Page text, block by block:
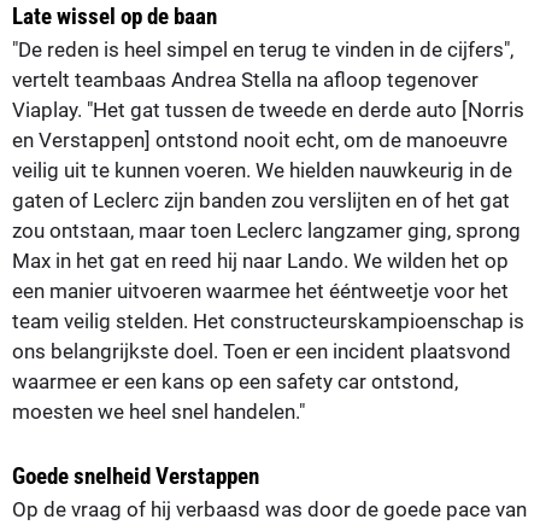
Late wissel op de baan
"De reden is heel simpel en terug te vinden in de cijfers",
vertelt teambaas Andrea Stella na afloop tegenover
Viaplay. "Het gat tussen de tweede en derde auto [Norris
en Verstappen] ontstond nooit echt, om de manoeuvre
veilig uit te kunnen voeren. We hielden nauwkeurig in de
gaten of Leclerc zijn banden zou verslijten en of het gat
zou ontstaan, maar toen Leclerc langzamer ging, sprong
Max in het gat en reed hij naar Lando. We wilden het op
een manier uitvoeren waarmee het ééntweetje voor het
team veilig stelden. Het constructeurskampioenschap is
ons belangrijkste doel. Toen er een incident plaatsvond
waarmee er een kans op een safety car ontstond,
moesten we heel snel handelen."
Goede snelheid Verstappen
Op de vraag of hij verbaasd was door de goede pace van